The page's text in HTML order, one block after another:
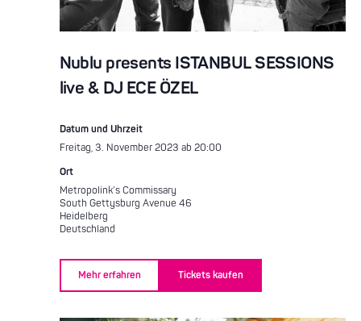
Nublu presents ISTANBUL SESSIONS
live & DJ ECE ÖZEL
Datum und Uhrzeit
Freitag, 3. November 2023 ab 20:00
Ort
Metropolink’s Commissary
South Gettysburg Avenue 46
Heidelberg
Deutschland
Mehr erfahren Tickets kaufen